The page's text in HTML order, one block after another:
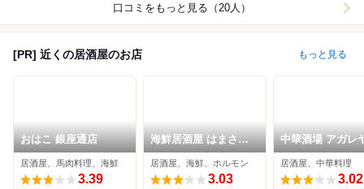
口コミをもっと見る（20人）
[PR] 近くの居酒屋のお店 もっと見る
おはこ 銀座通店
居酒屋、馬肉料理、海鮮
3.39
海鮮居酒屋 はまさき
商店
居酒屋、海鮮、ホルモン
3.03
中華酒場 アガレ
居酒屋、中華料理
3.02